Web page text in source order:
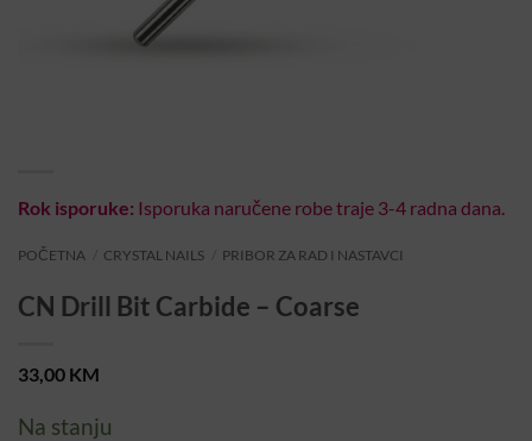
Rok isporuke: Isporuka naručene robe traje 3-4 radna dana.
POČETNA CRYSTAL NAILS PRIBOR ZA RAD I NASTAVCI
CN Drill Bit Carbide – Coarse
33,00 KM
Na stanju